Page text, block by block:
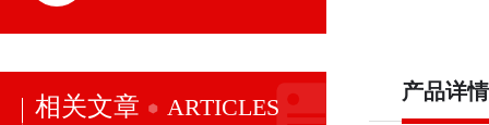
相关文章 ARTICLES
产品详情